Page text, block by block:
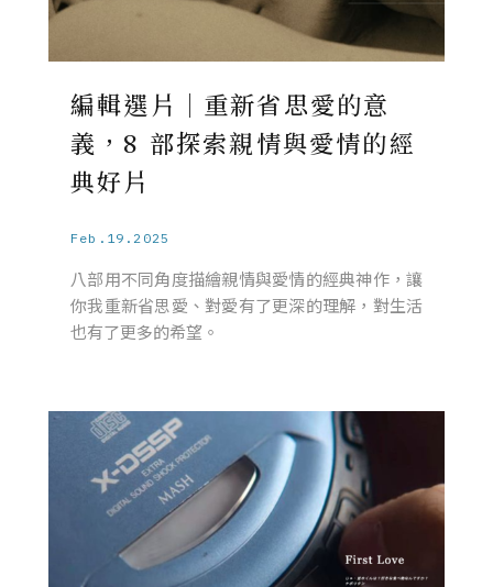
編輯選片｜重新省思愛的意
義，8 部探索親情與愛情的經
典好片
Feb.19.2025
八部用不同角度描繪親情與愛情的經典神作，讓
你我重新省思愛、對愛有了更深的理解，對生活
也有了更多的希望。